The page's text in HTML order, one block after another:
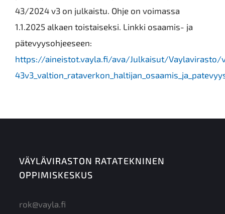
43/2024 v3 on julkaistu. Ohje on voimassa
1.1.2025 alkaen toistaiseksi. Linkki osaamis- ja
pätevyysohjeeseen:
https://aineistot.vayla.fi/ava/Julkaisut/Vaylavirasto/
VÄYLÄVIRASTON RATATEKNINEN
OPPIMISKESKUS
rok@vayla.fi